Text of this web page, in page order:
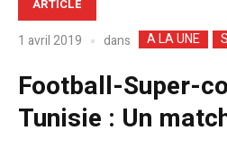
ARTICLE
1 avril 2019 dans A LA UNE
Football-Super-
Tunisie : Un